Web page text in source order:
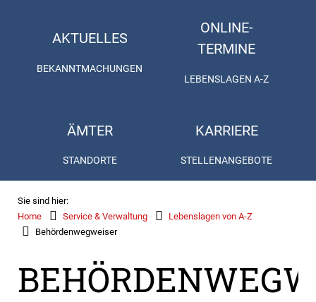
AKTUELLES
BEKANNTMACHUNGEN
ONLINE-
TERMINE
LEBENSLAGEN A-Z
ÄMTER
STANDORTE
KARRIERE
STELLENANGEBOTE
Sie sind hier:
Home
Service & Verwaltung
Lebenslagen von A-Z
Behördenwegweiser